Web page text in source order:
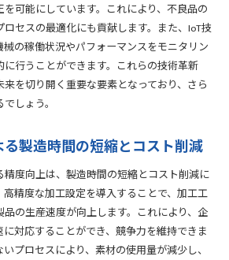
可能にしています。これにより、不良品の
セスの最適化にも貢献します。また、IoT技
の稼働状況やパフォーマンスをモニタリン
行うことができます。これらの技術革新
を切り開く重要な要素となっており、さら
しょう。
製造時間の短縮とコスト削減
度向上は、製造時間の短縮とコスト削減に
精度な加工設定を導入することで、加工工
の生産速度が向上します。これにより、企
対応することができ、競争力を維持できま
プロセスにより、素材の使用量が減少し、